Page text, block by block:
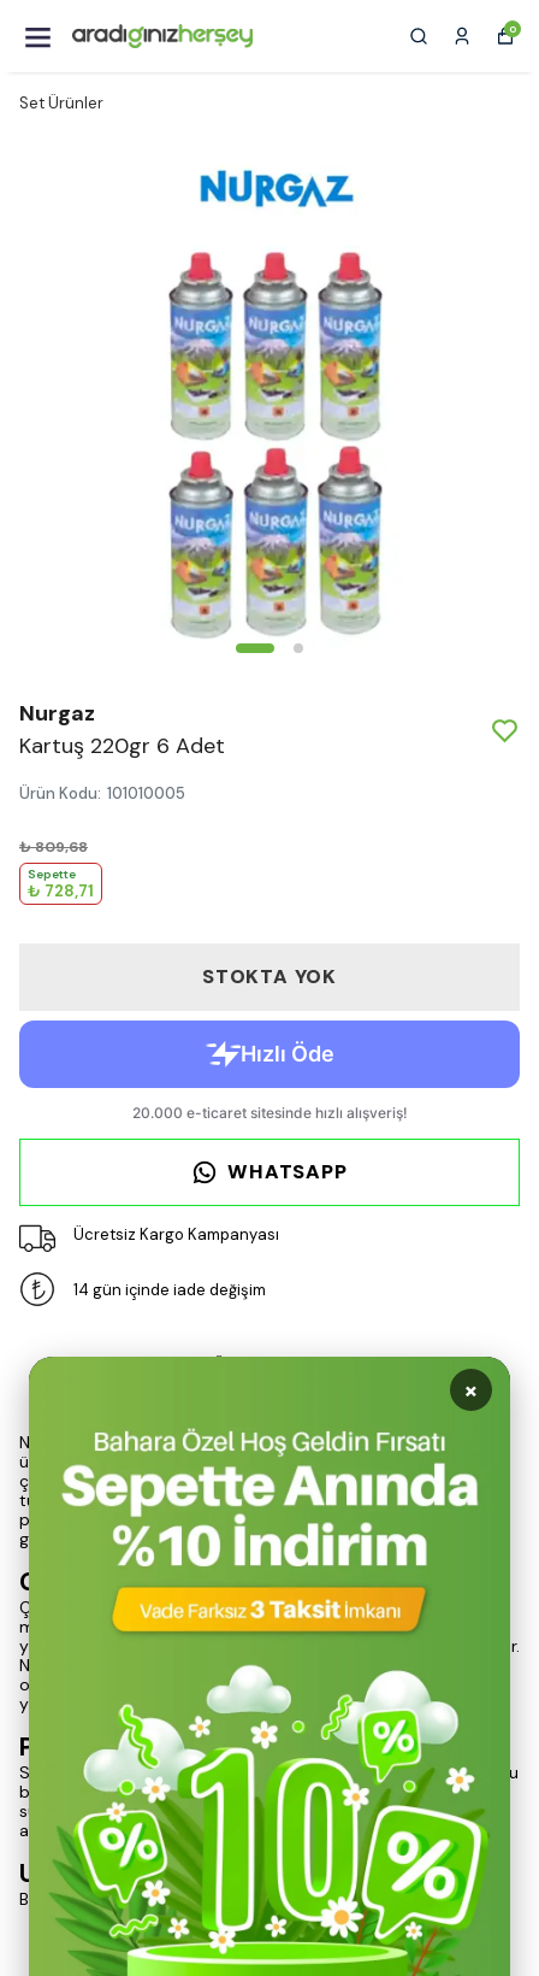
0
Set Ürünler
Nurgaz
Kartuş 220gr 6 Adet
Ürün Kodu: 101010005
₺ 809,68
Sepette
₺ 728,71
STOKTA YOK
WHATSAPP
Ücretsiz Kargo Kampanyası
14 gün içinde iade değişim
Ürün Açıklaması
Nurgaz 220 gr valfli kartuş, yüksek güvenlik standartları ile
üretilmiş ve %100 yerli bir gaz kaynağı olarak dikkat
çekmektedir. Portatif kamp cihazları, pürmüzler ve 7/16 vidalı
tüm cihazlarla uyumlu bir şekilde tasarlanan bu kartuş, %30
propan ve %70 butan karışımı ile her türlü hava koşulunda
güvenli bir enerji sağlamaktadır.
Güvenlik ve Performans
Çift conta sistemi, kartuşun güvenliğini artırarak sızıntı riskini
minimize eder. Bu özellik, kullanıcıların güvenli bir deneyim
yaşamasını sağlarken, kartuşun performansını da optimize eder.
Nurgaz 220 gr kartuş, pratik ve ekonomik bir enerji kaynağı
olarak, kamp ve açık hava etkinliklerinde vazgeçilmez bir
yardımcıdır.
Paket İçeriği
Set içerisinde toplamda 6 adet Nurgaz 220 gr valfli gaz kartuşu
bulunmaktadır. Bu, uzun süreli kullanımlar için ideal bir çözüm
sunarak, kullanıcıların enerji ihtiyaçlarını karşılamada etkin bir
alternatif oluşturur.
Uyarı
Bu ürün yanıcı gaz i
Devamını Göster
×